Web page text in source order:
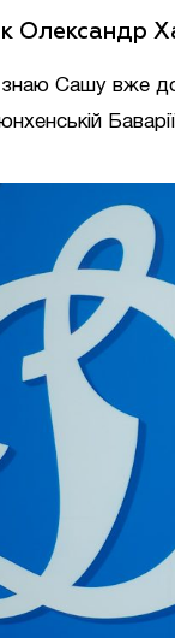
Олександр
Сашу вже